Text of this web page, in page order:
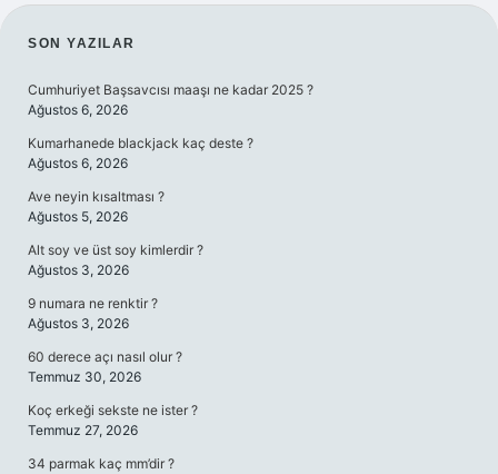
SIDEBAR
SON YAZILAR
Cumhuriyet Başsavcısı maaşı ne kadar 2025 ?
Ağustos 6, 2026
Kumarhanede blackjack kaç deste ?
Ağustos 6, 2026
Ave neyin kısaltması ?
Ağustos 5, 2026
Alt soy ve üst soy kimlerdir ?
Ağustos 3, 2026
9 numara ne renktir ?
Ağustos 3, 2026
60 derece açı nasıl olur ?
Temmuz 30, 2026
Koç erkeği sekste ne ister ?
Temmuz 27, 2026
34 parmak kaç mm’dir ?